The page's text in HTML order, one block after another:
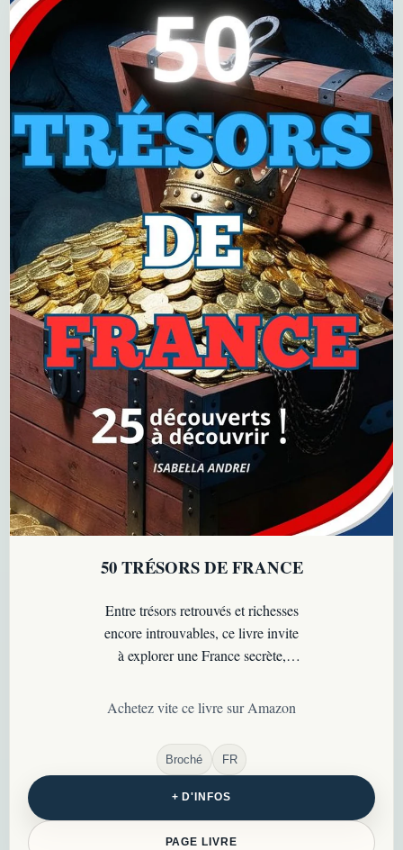
50 TRÉSORS DE FRANCE
Entre trésors retrouvés et richesses
encore introuvables, ce livre invite
à explorer une France secrète,
promesses…
Achetez vite ce livre sur Amazon
Broché FR
+ D'INFOS
PAGE LIVRE